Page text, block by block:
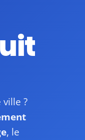
?
, le